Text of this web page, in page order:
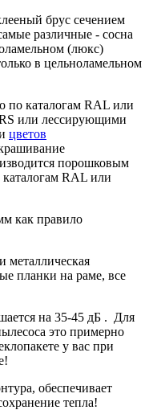
брус сечением
различные - сосна
(люкс)
в цельноламельном
по каталогам RAL или
или лессирующими
цветов
порошковым
RAL или
как правило
металлическая
планки на раме, все
на 35-45 дБ . Для
это примерно
у вас при
обеспечивает
тепла!